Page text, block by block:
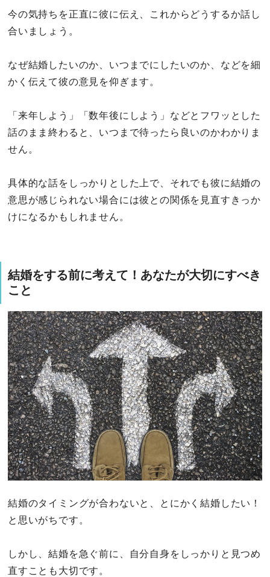
今の気持ちを正直に彼に伝え、これからどうするか話し
合いましょう。
なぜ結婚したいのか、いつまでにしたいのか、などを細
かく伝えて彼の意見を仰ぎます。
「来年しよう」「数年後にしよう」などとフワッとした
話のまま終わると、いつまで待ったら良いのかわかりま
せん。
具体的な話をしっかりとした上で、それでも彼に結婚の
意思が感じられない場合には彼との関係を見直すきっか
けになるかもしれません。
結婚をする前に考えて！あなたが大切にすべき
こと
結婚のタイミングが合わないと、とにかく結婚したい！
と思いがちです。
しかし、結婚を急ぐ前に、自分自身をしっかりと見つめ
直すことも大切です。